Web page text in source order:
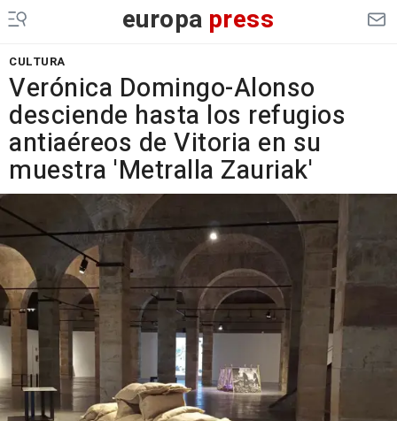
europa press
CULTURA
Verónica Domingo-Alonso
desciende hasta los refugios
antiaéreos de Vitoria en su
muestra 'Metralla Zauriak'